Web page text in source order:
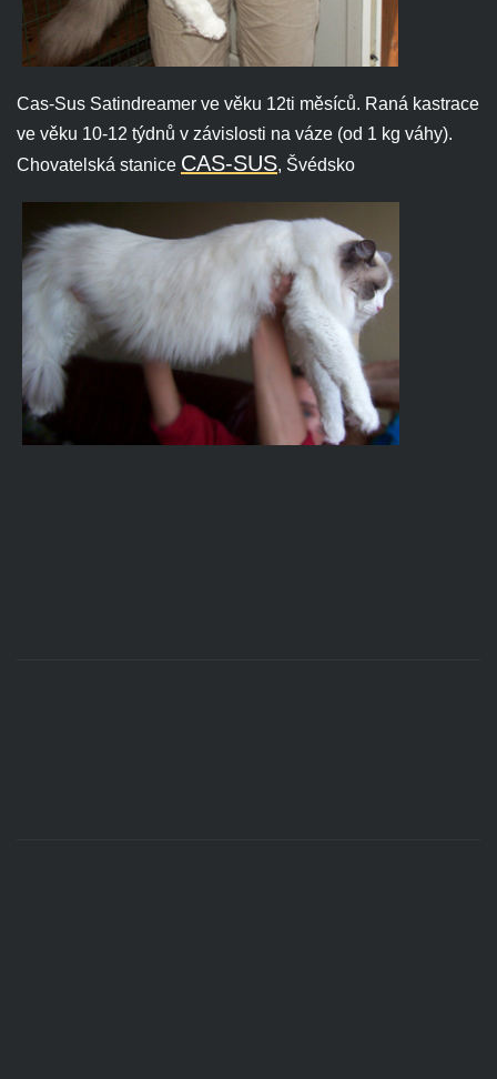
Cas-Sus Satindreamer ve věku 12ti měsíců. Raná kastrace
ve věku 10-12 týdnů v závislosti na váze (od 1 kg váhy).
Chovatelská stanice CAS-SUS, Švédsko